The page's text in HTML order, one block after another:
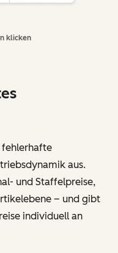
klicken
fehlerhafte
aus.
und Staffelpreise,
– und gibt
individuell an